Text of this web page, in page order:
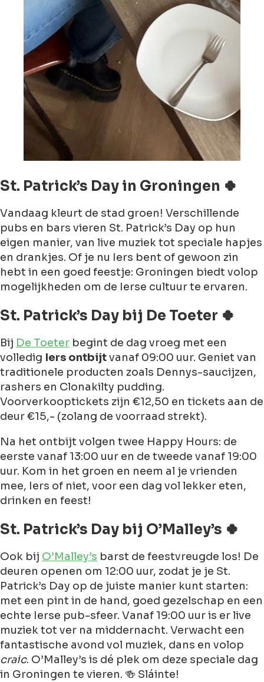
St. Patrick’s Day in Groningen 🍀
Vandaag kleurt de stad groen! Verschillende
pubs en bars vieren St. Patrick’s Day op hun
eigen manier, van live muziek tot speciale hapjes
en drankjes. Of je nu Iers bent of gewoon zin
hebt in een goed feestje: Groningen biedt volop
mogelijkheden om de Ierse cultuur te ervaren.
St. Patrick’s Day bij De Toeter 🍀
Bij De Toeter begint de dag vroeg met een
volledig Iers ontbijtvanaf 09:00 uur. Geniet van
traditionele producten zoals Dennys-saucijzen,
rashers en Clonakilty pudding.
Voorverkooptickets zijn €12,50 en tickets aan de
deur €15,- (zolang de voorraad strekt).
Na het ontbijt volgen twee Happy Hours: de
eerste vanaf 13:00 uur en de tweede vanaf 19:00
uur. Kom in het groen en neem al je vrienden
mee, Iers of niet, voor een dag vol lekker eten,
drinken en feest!
St. Patrick’s Day bij O’Malley’s 🍀
Ook bij O’Malley’s barst de feestvreugde los! De
deuren openen om 12:00 uur, zodat je je St.
Patrick’s Day op de juiste manier kunt starten:
met een pint in de hand, goed gezelschap en een
echte Ierse pub-sfeer. Vanaf 19:00 uur is er live
muziek tot ver na middernacht. Verwacht een
fantastische avond vol muziek, dans en volop
craic. O’Malley’s is dé plek om deze speciale dag
in Groningen te vieren. 🍻 Sláinte!